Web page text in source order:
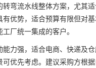
弯流水线整体方案，尤其
优势，适合预算有限但对
厂统一集成的客户。
力强，适合电商、快递及
优先考虑。建议采购方根